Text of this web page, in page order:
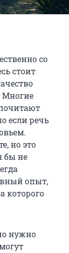
со
стоит
Многие
если речь
но это
бы не
опыт,
которого
нужно